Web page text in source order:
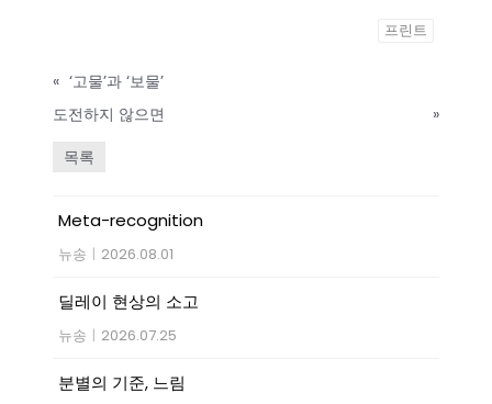
프린트
« ‘고물’과 ‘보물’
도전하지 않으면
»
목록
Meta-recognition
뉴송 | 2026.08.01
딜레이 현상의 소고
뉴송 | 2026.07.25
분별의 기준, 느림